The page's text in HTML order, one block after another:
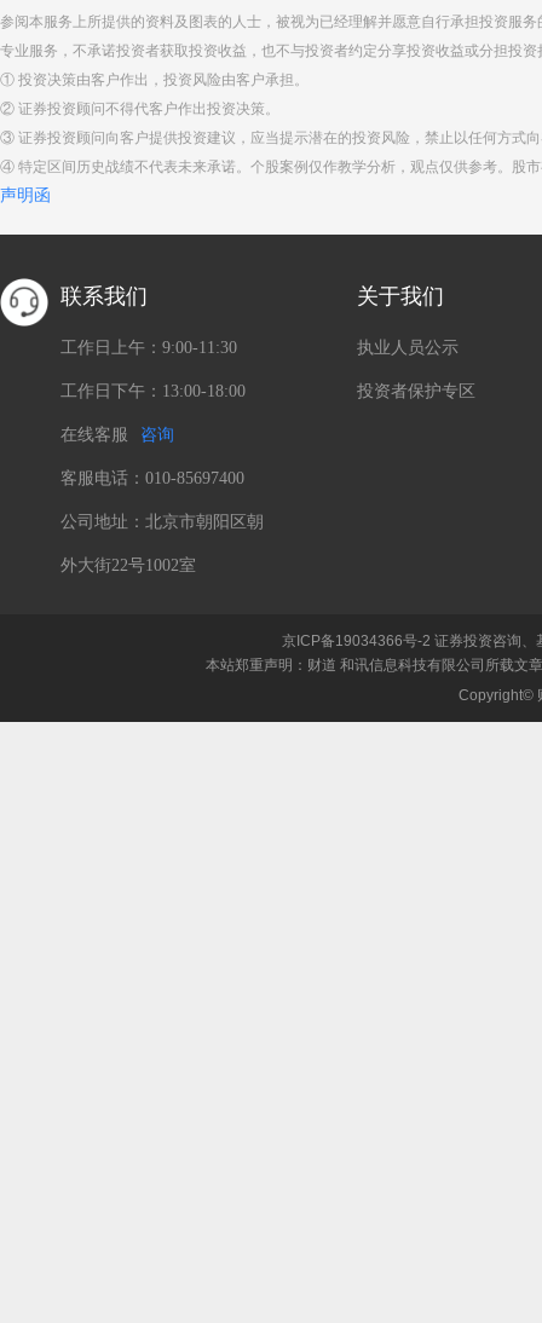
参阅本服务上所提供的资料及图表的人士，被视为已经理解并愿意自行承担投资服
专业服务，不承诺投资者获取投资收益，也不与投资者约定分享投资收益或分担投
① 投资决策由客户作出，投资风险由客户承担。
② 证券投资顾问不得代客户作出投资决策。
③ 证券投资顾问向客户提供投资建议，应当提示潜在的投资风险，禁止以任何方式
④ 特定区间历史战绩不代表未来承诺。个股案例仅作教学分析，观点仅供参考。股
声明函
联系我们
工作日上午：9:00-11:30
工作日下午：13:00-18:00
在线客服 咨询
客服电话：010-85697400
公司地址：北京市朝阳区朝
外大街22号1002室
关于我们
执业人员公示
投资者保护专区
京ICP备19034366号-2 证券投资咨询、
本站郑重声明：财道 和讯信息科技有限公司所载文
Copyright©